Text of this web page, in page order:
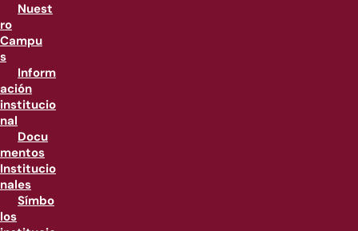
Nuest
ro
Campu
s
Inform
ación
institucio
nal
Docu
mentos
Institucio
nales
Símbo
los